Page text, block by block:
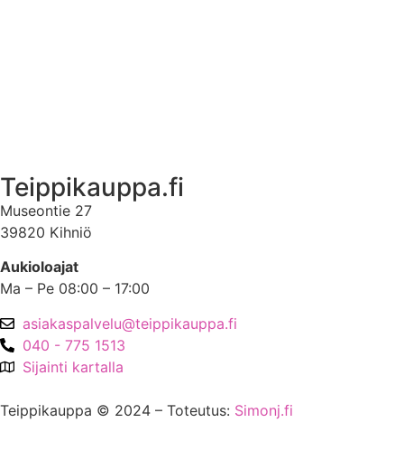
Teippikauppa.fi
Museontie 27
39820 Kihniö
Aukioloajat
Ma – Pe 08:00 – 17:00
asiakaspalvelu@teippikauppa.fi
040 - 775 1513
Sijainti kartalla
Teippikauppa © 2024 – Toteutus: Simonj.fi